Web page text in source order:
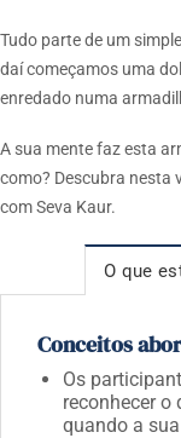
Tudo parte de um
daí começamos uma
enredado numa
A sua mente faz esta
como? Descubra nesta
com Seva Kaur.
O que
Conceitos
Os
reconhecer o
quando a